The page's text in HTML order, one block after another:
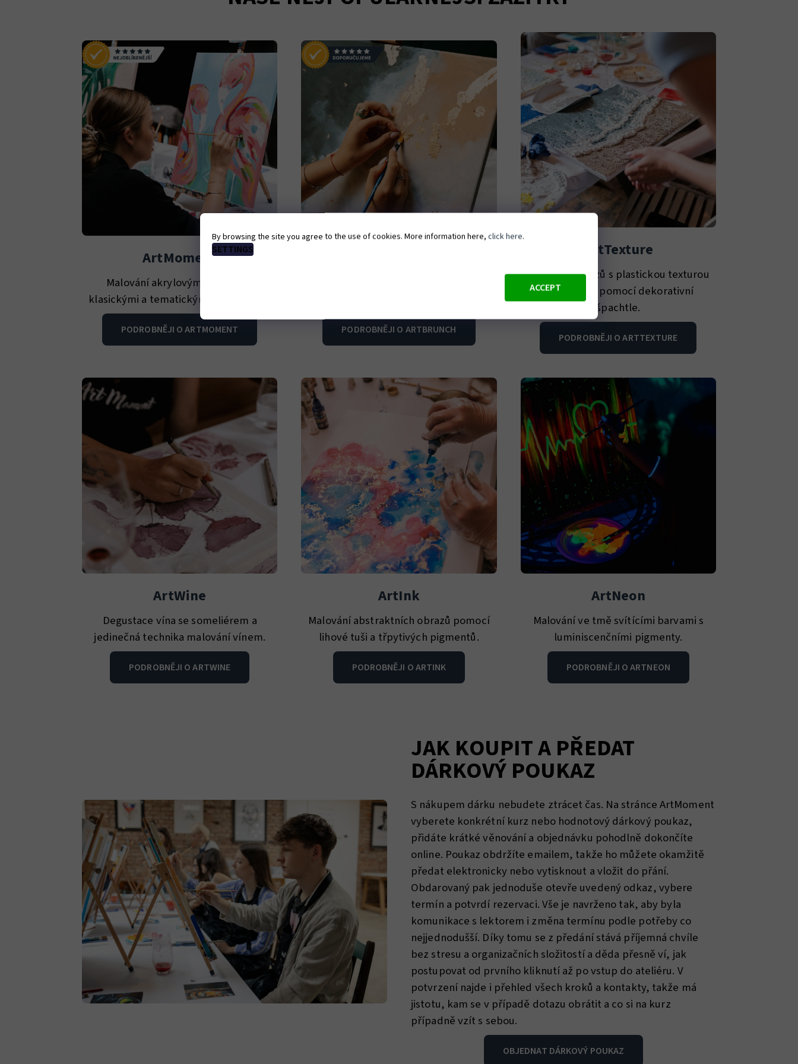
ArtMoment
Malování akrylovými barvami s
klasickými a tematickými předlohami.
PODROBNĚJI O ARTMOMENT PODROBNĚJI O ARTBRUNCH
ArtTexture
Malování obrazů s plastickou texturou
vytvářenou pomocí dekorativní
špachtle.
PODROBNĚJI O ARTTEXTURE
ArtWine
Degustace vína se someliérem a
jedinečná technika malování vínem.
PODROBNĚJI O ARTWINE
ArtInk
Malování abstraktních obrazů pomocí
lihové tuši a třpytivých pigmentů.
PODROBNĚJI O ARTINK
ArtNeon
Malování ve tmě svítícími barvami s
luminiscenčními pigmenty.
PODROBNĚJI O ARTNEON
JAK KOUPIT A PŘEDAT
DÁRKOVÝ POUKAZ
S nákupem dárku nebudete ztrácet čas. Na stránce ArtMoment
vyberete konkrétní kurz nebo hodnotový dárkový poukaz,
přidáte krátké věnování a objednávku pohodlně dokončíte
online. Poukaz obdržíte emailem, takže ho můžete okamžitě
předat elektronicky nebo vytisknout a vložit do přání.
Obdarovaný pak jednoduše otevře uvedený odkaz, vybere
termín a potvrdí rezervaci. Vše je navrženo tak, aby byla
komunikace s lektorem i změna termínu podle potřeby co
nejjednodušší. Díky tomu se z předání stává příjemná chvíle
bez stresu a organizačních složitostí a děda přesně ví, jak
postupovat od prvního kliknutí až po vstup do ateliéru. V
potvrzení najde i přehled všech kroků a kontakty, takže má
jistotu, kam se v případě dotazu obrátit a co si na kurz
případně vzít s sebou.
OBJEDNAT DÁRKOVÝ POUKAZ
By browsing the site you agree to the use of cookies. More information here, click here.
SETTINGS
ACCEPT